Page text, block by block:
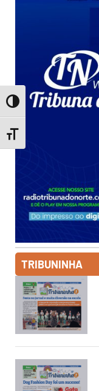
Toggle High Contrast
Toggle Font size
TRIBUNINHA